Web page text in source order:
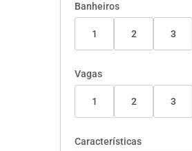
Banheiros
1 2 3
Vagas
1 2 3
Características